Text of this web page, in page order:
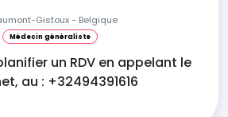
Gistoux - Belgique
Médecin généraliste
un RDV en appelant le
au : +32494391616